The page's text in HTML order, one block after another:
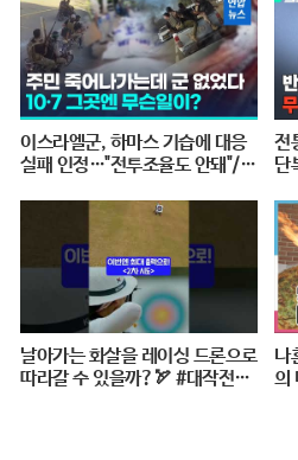
이스라엘군, 하마스 기습에 대응
실패 인정…"전투조율도 안돼"/
전
단
날아가는 화살을 레이싱 드론으로
따라갈 수 있을까?🏹 #대작전X1
나
의